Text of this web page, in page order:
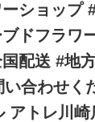
ショップ
ドフラワ
配送 #地
問い合
アトレ川